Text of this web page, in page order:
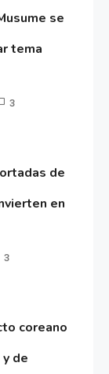
se
tema
3
de
en
3
coreano
de